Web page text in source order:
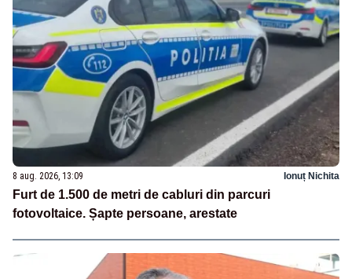
8 aug. 2026, 13:09 Ionuț Nichita
Furt de 1.500 de metri de cabluri din parcuri
fotovoltaice. Șapte persoane, arestate